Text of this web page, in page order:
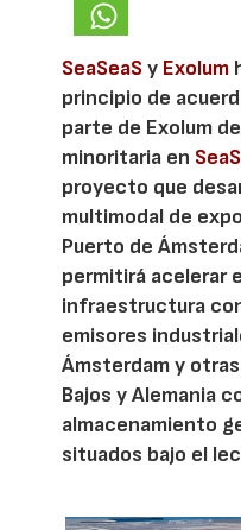
SeaSeaSy Exolum
principio de
parte de Exolum
minoritaria en
proyecto que
multimodal de
Puerto de
permitirá acelerar
infraestructura
emisores
Ámsterdam y
Bajos y Alemania
almacenamiento
situados bajo el